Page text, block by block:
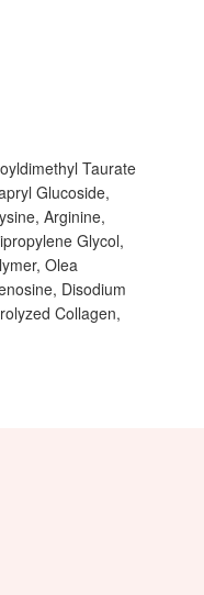
Taurate
Glucoside,
Arginine,
Glycol,
Olea
Disodium
Collagen,